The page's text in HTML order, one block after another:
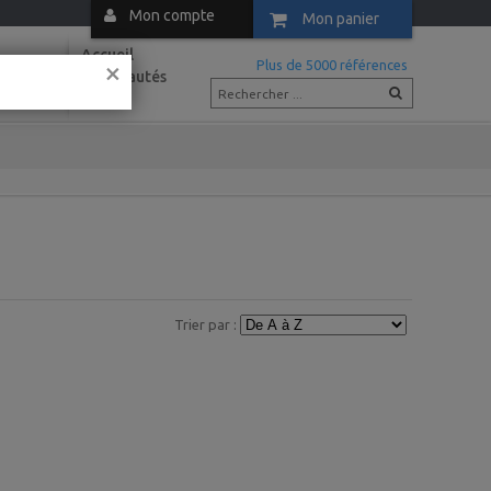
×
Mon compte Mon panier
Accueil
Nouveautés
Plus de 5000 références
Trier par :